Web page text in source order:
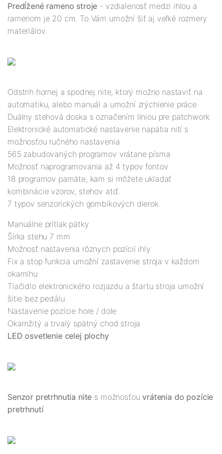
Predĺžené rameno stroje - vzdialenosť medzi ihlou a
ramenom je 20 cm. To Vám umožní šiť aj veľké rozmery
materiálov.
Odstrih hornej a spodnej nite, ktorý možno nastaviť na
automatiku, alebo manuál a umožní zrýchlenie práce
Duálny stehová doska s označením líniou pre patchwork
Elektronické automatické nastavenie napätia nití s
možnosťou ručného nastavenia
565 zabudovaných programov vrátane písma
Možnosť naprogramovania až 4 typov fontov
18 programov pamäte, kam si môžete ukladať
kombinácie vzorov, stehov atď.
7 typov senzorických gombíkových dierok
Manuálne prítlak pätky
Šírka stehu 7 mm
Možnosť nastavenia rôznych pozícií ihly
Fix a stop funkcia umožní zastavenie stroja v každom
okamihu
Tlačidlo elektronického rozjazdu a štartu stroja umožní
šitie bez pedálu
Nastavenie pozície hore / dole
Okamžitý a trvalý spätný chod stroja
LED osvetlenie celej plochy
Senzor pretrhnutia nite s možnosťouvrátenia do pozície
pretrhnutí